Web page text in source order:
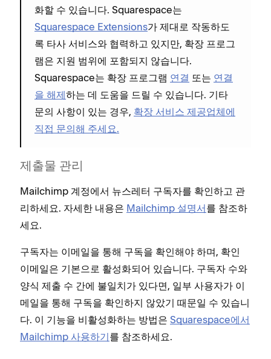
화할 수 있습니다. Squarespace는
Squarespace Extensions가 제대로 작동하도
록 타사 서비스와 협력하고 있지만, 확장 프로그
램은 지원 범위에 포함되지 않습니다.
Squarespace는 확장 프로그램 연결 또는 연결
을 해제하는 데 도움을 드릴 수 있습니다. 기타
문의 사항이 있는 경우, 확장 서비스 제공업체에
직접 문의해 주세요.
제출물 관리
Mailchimp 계정에서 뉴스레터 구독자를 확인하고 관
리하세요. 자세한 내용은 Mailchimp 설명서를 참조하
세요.
구독자는 이메일을 통해 구독을 확인해야 하며, 확인
이메일은 기본으로 활성화되어 있습니다. 구독자 수와
양식 제출 수 간에 불일치가 있다면, 일부 사용자가 이
메일을 통해 구독을 확인하지 않았기 때문일 수 있습니
다. 이 기능을 비활성화하는 방법은 Squarespace에서
Mailchimp 사용하기를 참조하세요.